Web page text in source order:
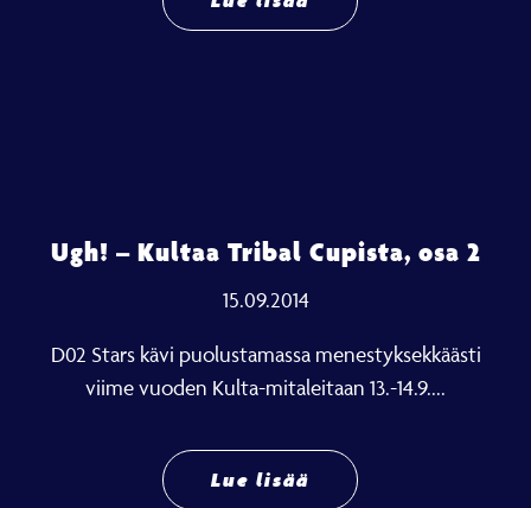
Ugh! – Kultaa Tribal Cupista, osa 2
15.09.2014
D02 Stars kävi puolustamassa menestyksekkäästi
viime vuoden Kulta-mitaleitaan 13.-14.9....
Lue lisää